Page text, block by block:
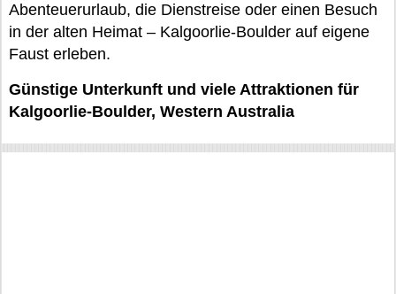
Abenteuerurlaub, die Dienstreise oder einen Besuch
in der alten Heimat – Kalgoorlie-Boulder auf eigene
Faust erleben.
Günstige Unterkunft und viele Attraktionen für
Kalgoorlie-Boulder, Western Australia